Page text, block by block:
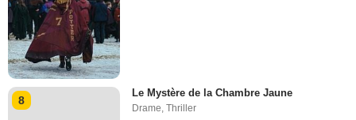
8
Le Mystère de la Chambre Jaune
Drame,Thriller